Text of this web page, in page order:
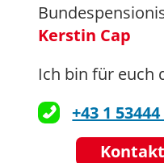
Kerstin Cap
Ich bin für euch
+43 1